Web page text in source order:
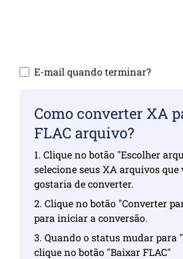
E-mail quando terminar?
Como converter XA
FLAC arquivo?
1. Clique no botão "Escolher
selecione seus XA arquivos que
gostaria de converter.
2. Clique no botão "Converter
para iniciar a conversão.
3. Quando o status mudar para
clique no botão "Baixar FLAC"